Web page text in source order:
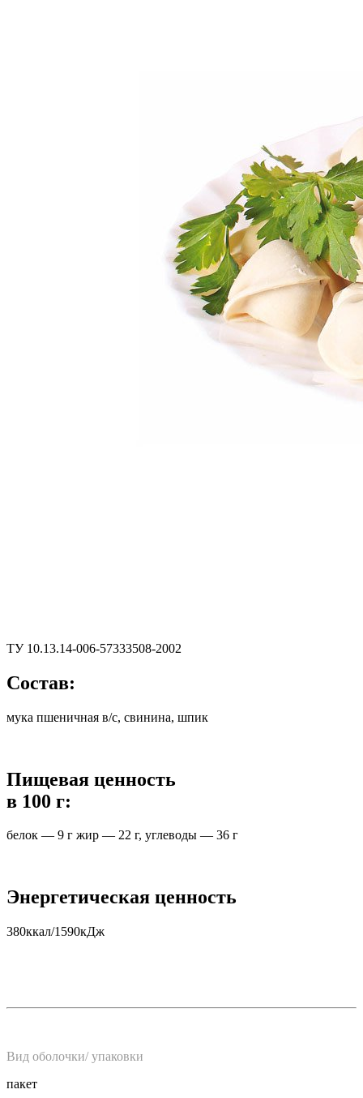
ТУ 10.13.14-006-57333508-2002
Состав:
мука пшеничная в/с, свинина, шпик
Пищевая ценность
в 100 г:
белок — 9 г жир — 22 г, углеводы — 36 г
Энергетическая ценность
380ккал/1590кДж
Вид оболочки/ упаковки
пакет